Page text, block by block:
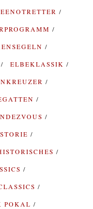
ELBEKLASSIK
POKAL